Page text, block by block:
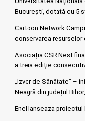
București, dotată cu 5
Cartoon Network
conservarea resurselor
Asociația CSR Nest
a treia ediție
„Izvor de Sănătate” –
Neagră din județul
Enel lanseaza proiectul